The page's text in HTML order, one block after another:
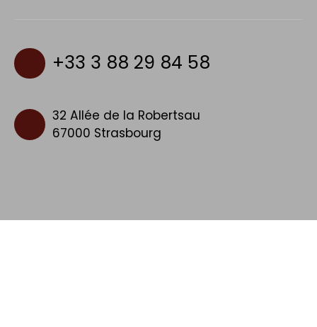
+33 3 88 29 84 58
32 Allée de la Robertsau
67000 Strasbourg